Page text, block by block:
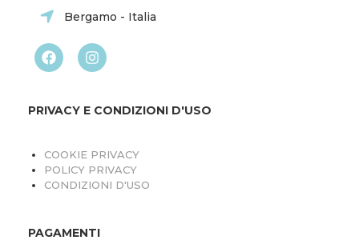
Bergamo - Italia
PRIVACY E CONDIZIONI D'USO
COOKIE PRIVACY
POLICY PRIVACY
CONDIZIONI D'USO
PAGAMENTI